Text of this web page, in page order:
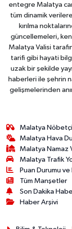
entegre Malatya
tüm dinamik
kırılma
güncellemeleri,
Malatya Valisi
tarifi gibi hayati
uzak bir şekilde
haberleri ile şehrin
gelişmelerinden
Malatya
Malatya Hava
Malatya Namaz
Malatya Trafik
Puan Durumu
Tüm Manşetler
Son Dakika
Haber Arşivi